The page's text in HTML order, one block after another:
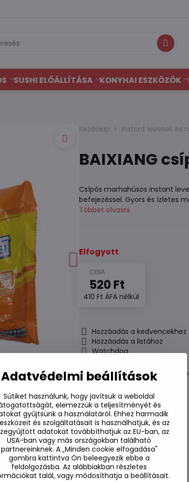
Keresés
SUSHI ELŐÁLLÍTÁSA KONYHAI ESZKÖZÖK
Kezdőlap Instant levesek és
BAIXIANG
Csípős marhahúsos instant
befejezéssel. Gyors és ízletes
Többet olvasni
Elfogyott
520 Ft
410 Ft ÁFA nélkül
Hozzáadás a kedvencekhez
Hozzáadás a listához
Watchdog
Raktározási szám:
Gyártó:
Adatvédelmi beállítások
Sütiket használunk, hogy javítsuk a weboldal
elemezzük a teljesítményét és
gyűjtsünk a használatáról. Ehhez harmadik
és szolgáltatásait is használhatjuk, és az
adatokat továbbíthatjuk az EU-ban, az
USA-ban vagy más országokban található
partnereinknek. A „Minden cookie elfogadása"
gombra kattintva Ön beleegyezik ebbe a
feldolgozásba. Az alábbiakban részletes
talál, vagy módosíthatja a beállításait.